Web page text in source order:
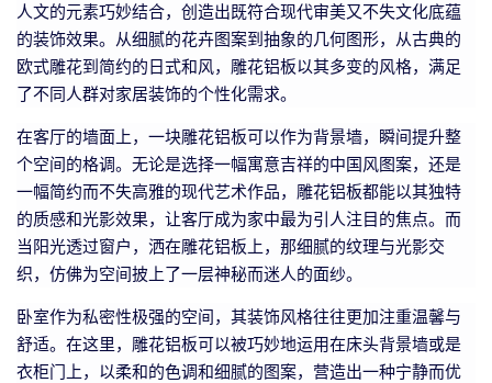
人文的元素巧妙结合，创造出既符合现代审美又不失文化底蕴
的装饰效果。从细腻的花卉图案到抽象的几何图形，从古典的
欧式雕花到简约的日式和风，雕花铝板以其多变的风格，满足
了不同人群对家居装饰的个性化需求。
在客厅的墙面上，一块雕花铝板可以作为背景墙，瞬间提升整
个空间的格调。无论是选择一幅寓意吉祥的中国风图案，还是
一幅简约而不失高雅的现代艺术作品，雕花铝板都能以其独特
的质感和光影效果，让客厅成为家中最为引人注目的焦点。而
当阳光透过窗户，洒在雕花铝板上，那细腻的纹理与光影交
织，仿佛为空间披上了一层神秘而迷人的面纱。
卧室作为私密性极强的空间，其装饰风格往往更加注重温馨与
舒适。在这里，雕花铝板可以被巧妙地运用在床头背景墙或是
衣柜门上，以柔和的色调和细腻的图案，营造出一种宁静而优